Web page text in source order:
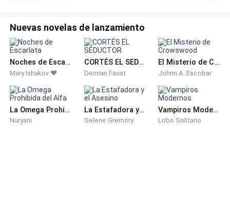
Nuevas novelas de lanzamiento
Noches de Escarlata
Mary Ishakov ❤️
CORTÉS EL SEDUCTOR
Demian Faust
El Misterio de Crowswood
Johnn A. Escobar
La Omega Prohibida del Alfa
Nuryani
La Estafadora y el Asesino
Selene Gremory
Vampiros Modernos
Lobo Solitario